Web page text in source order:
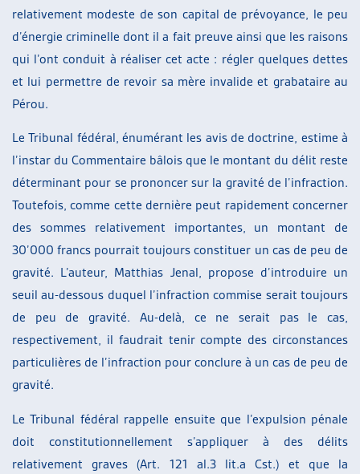
relativement modeste de son capital de prévoyance, le peu
d’énergie criminelle dont il a fait preuve ainsi que les raisons
qui l’ont conduit à réaliser cet acte : régler quelques dettes
et lui permettre de revoir sa mère invalide et grabataire au
Pérou.
Le Tribunal fédéral, énumérant les avis de doctrine, estime à
l’instar du Commentaire bâlois que le montant du délit reste
déterminant pour se prononcer sur la gravité de l’infraction.
Toutefois, comme cette dernière peut rapidement concerner
des sommes relativement importantes, un montant de
30’000 francs pourrait toujours constituer un cas de peu de
gravité. L’auteur, Matthias Jenal, propose d’introduire un
seuil au-dessous duquel l’infraction commise serait toujours
de peu de gravité. Au-delà, ce ne serait pas le cas,
respectivement, il faudrait tenir compte des circonstances
particulières de l’infraction pour conclure à un cas de peu de
gravité.
Le Tribunal fédéral rappelle ensuite que l’expulsion pénale
doit constitutionnellement s’appliquer à des délits
relativement graves (Art. 121 al.3 lit.a Cst.) et que la